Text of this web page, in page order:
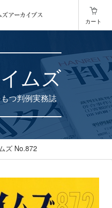
カート
ムズ
つ判例実務誌
ズ No.872